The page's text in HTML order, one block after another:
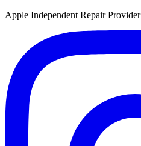
Apple Independent Repair Provider